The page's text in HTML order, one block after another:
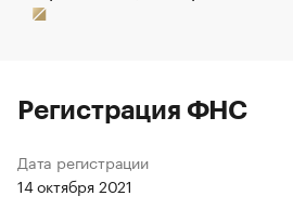
Регистрация ФНС
Дата регистрации
14 октября 2021